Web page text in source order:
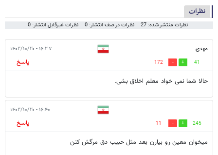
نظرات
نظرات منتشر شده: 27 نظرات در صف انتشار: 0 نظرات غیرقابل انتشار: 0
مهدی ۱۶:۳۷ - ۱۴۰۲/۱۰/۲۰
41
172
پاسخ
حالا شما نمی خواد معلم اخلاق بشی.
۱۶:۴۰ - ۱۴۰۲/۱۰/۲۰
245
11
پاسخ
میخوان معین رو بیارن بعد مثل حبیب دق مرگش کنن